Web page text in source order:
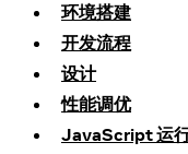
环境搭建
开发流程
设计
性能调优
JavaScript 运